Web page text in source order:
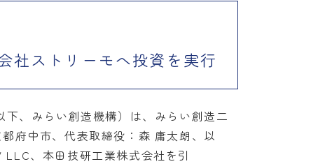
社ストリーモへ投資を実行
、みらい創造機構）は、みらい創造二
府中市、代表取締役：森 庸太朗、以
、本田技研工業株式会社を引